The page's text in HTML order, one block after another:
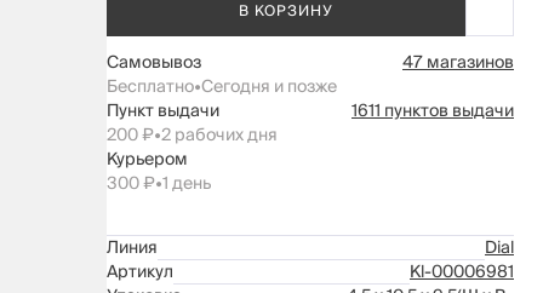
В КОРЗИНУ
Самовывоз
47 магазинов
Бесплатно•Сегодня и позже
Пункт выдачи
1611 пунктов выдачи
200 ₽•2 рабочих дня
Курьером
300 ₽•1 день
Линия
Dial
Артикул
Kl-00006981